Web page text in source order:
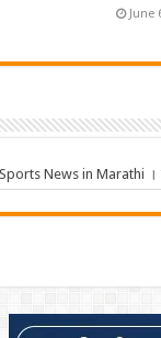
June
News in Marathi ।